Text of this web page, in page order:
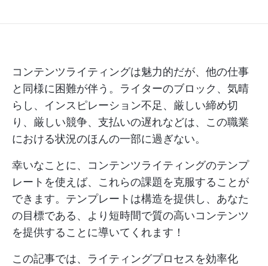
コンテンツライティングは魅力的だが、他の仕事
と同様に困難が伴う。ライターのブロック、気晴
らし、インスピレーション不足、厳しい締め切
り、厳しい競争、支払いの遅れなどは、この職業
における状況のほんの一部に過ぎない。
幸いなことに、コンテンツライティングのテンプ
レートを使えば、これらの課題を克服することが
できます。テンプレートは構造を提供し、あなた
の目標である、より短時間で質の高いコンテンツ
を提供することに導いてくれます！
この記事では、ライティングプロセスを効率化